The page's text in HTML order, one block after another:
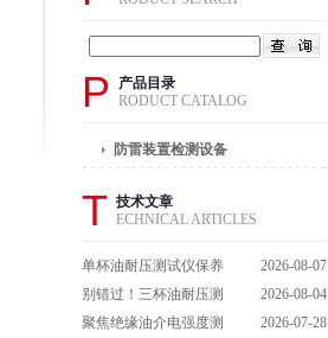
P
产品目录
RODUCT CATALOG
防雷装置检测设备
T 技术文章
ECHNICAL ARTICLES
单杯油耐压测试仪保养
避坑指南：细节做到
位，设备不闹脾气
2026-08-07
别错过！三杯油耐压测
试仪操作流程全解析，
2026-08-04
聚焦绝缘油介电强度测
2026-07-28